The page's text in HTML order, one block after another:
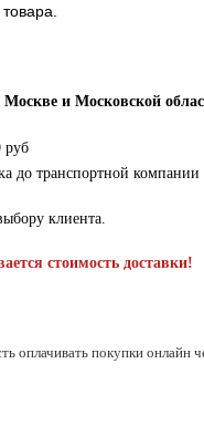
Москве и Московской
руб
до транспортной компании
клиента.
стоимость доставки!
оплачивать покупки